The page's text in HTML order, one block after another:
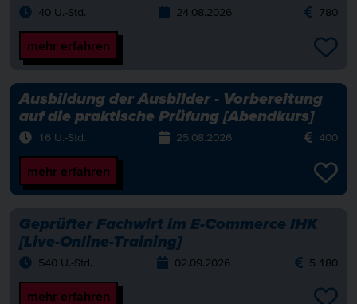
40 U.-Std. 24.08.2026 780
mehr erfahren
Ausbildung der Ausbilder - Vorbereitung
auf die praktische Prüfung [Abendkurs]
16 U.-Std. 25.08.2026 400
mehr erfahren
Geprüfter Fachwirt im E-Commerce IHK
[Live-Online-Training]
540 U.-Std. 02.09.2026 5 180
mehr erfahren